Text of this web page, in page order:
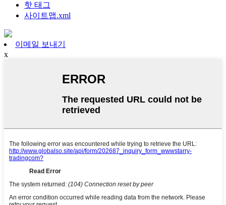
핫 태그
사이트맵.xml
이메일 보내기
x